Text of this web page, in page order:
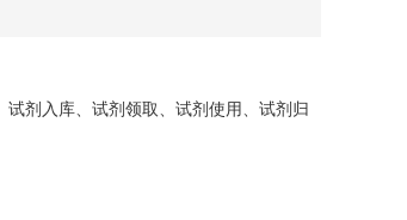
剂入库、试剂领取、试剂使用、试剂归